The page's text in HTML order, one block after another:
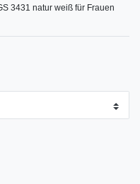
3431 natur weiß für Frauen